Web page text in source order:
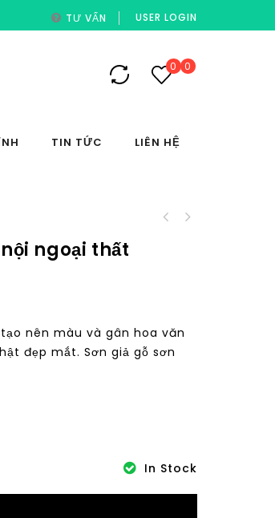
TƯ VẤN USER LOGIN
0
0
TIN TỨC LIÊN HỆ
ngoại thất
nên màu và gân hoa văn
đẹp mắt. Sơn giả gỗ sơn
In Stock